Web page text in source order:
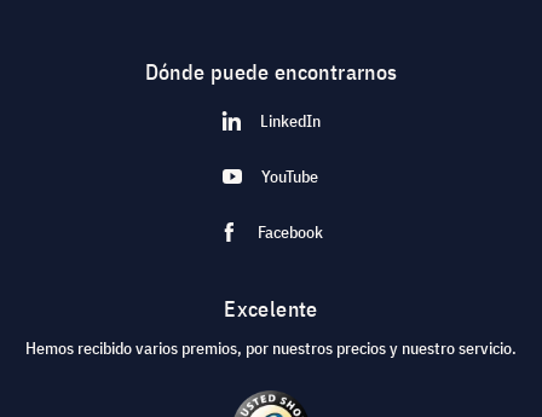
Dónde puede encontrarnos
LinkedIn
YouTube
Facebook
Excelente
Hemos recibido varios premios, por nuestros precios y nuestro servicio.